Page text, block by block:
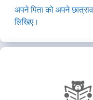
अपने पिता को अपने
लिखिए।